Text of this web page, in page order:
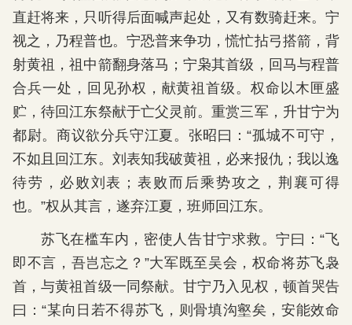
直赶将来，只听得后面喊声起处，又有数骑赶来。宁
视之，乃程普也。宁恐普来争功，慌忙拈弓搭箭，背
射黄祖，祖中箭翻身落马；宁枭其首级，回马与程普
合兵一处，回见孙权，献黄祖首级。权命以木匣盛
贮，待回江东祭献于亡父灵前。重赏三军，升甘宁为
都尉。商议欲分兵守江夏。张昭曰：“孤城不可守，
不如且回江东。刘表知我破黄祖，必来报仇；我以逸
待劳，必败刘表；表败而后乘势攻之，荆襄可得
也。”权从其言，遂弃江夏，班师回江东。
苏飞在槛车内，密使人告甘宁求救。宁曰：“飞
即不言，吾岂忘之？”大军既至吴会，权命将苏飞袅
首，与黄祖首级一同祭献。甘宁乃入见权，顿首哭告
曰：“某向日若不得苏飞，则骨填沟壑矣，安能效命